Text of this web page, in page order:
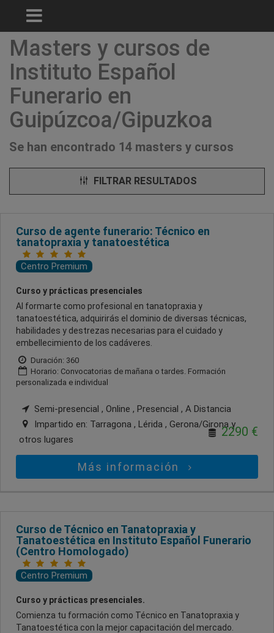
Masters y cursos de
Instituto Español
Funerario en
Guipúzcoa/Gipuzkoa
Se han encontrado 14 masters y cursos
FILTRAR RESULTADOS
Curso de agente funerario: Técnico en
tanatopraxia y tanatoestética
Centro Premium
Curso y prácticas presenciales
Al formarte como profesional en tanatopraxia y
tanatoestética, adquirirás el dominio de diversas técnicas,
habilidades y destrezas necesarias para el cuidado y
embellecimiento de los cadáveres.
Duración: 360
Horario: Convocatorias de mañana o tardes. Formación
personalizada e individual
Semi-presencial , Online , Presencial , A Distancia
Impartido en: Tarragona , Lérida , Gerona/Gironay
otros lugares
2290 €
Más información
Curso de Técnico en Tanatopraxia y
Tanatoestética en Instituto Español Funerario
(Centro Homologado)
Centro Premium
Curso y prácticas presenciales.
Comienza tu formación como Técnico en Tanatopraxia y
Tanatoestética con la mejor capacitación del mercado.